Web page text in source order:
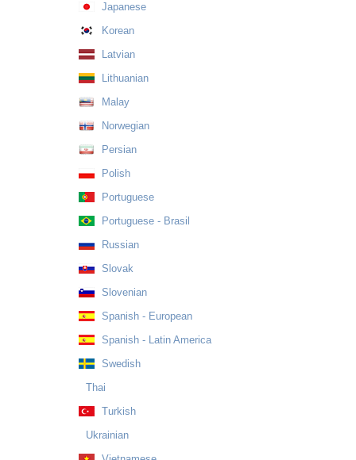
Japanese
Korean
Latvian
Lithuanian
Malay
Norwegian
Persian
Polish
Portuguese
Portuguese - Brasil
Russian
Slovak
Slovenian
Spanish - European
Spanish - Latin America
Swedish
Thai
Turkish
Ukrainian